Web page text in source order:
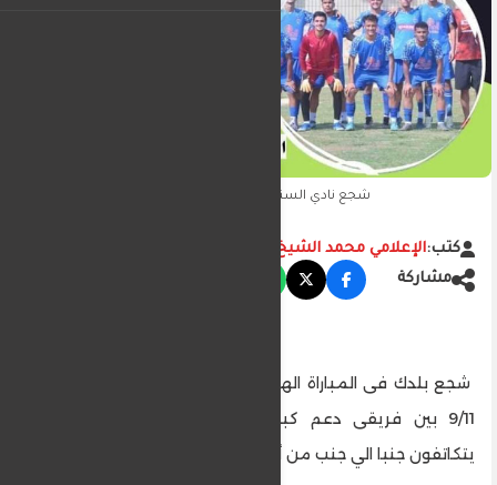
سيد أحمد محمد
شجع نادي السنبلاوين الرياضي
كتب:الإعلامي محمد الشيخ
مشاركة
‏شجع بلدك فى المباراة الهامة والمرتقبة اليوم السبت
9/11 بين فريقى دعم كبير أبناء مدينة السنبلاوين
يتكاتفون جنبا الي جنب من أجل ناديهم